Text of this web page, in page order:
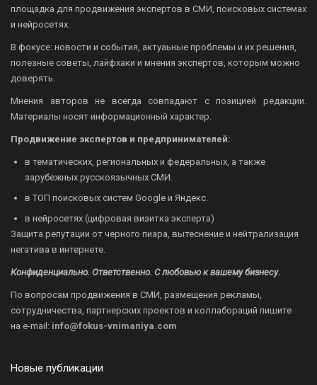
площадка для продвижения экспертов в СМИ, поисковых системах
и нейросетях.
В фокусе: новости и события, актуаьные проблемы и их решения,
полезные советы, лайфхаки и мнения экспертов, которым можно
доверять.
Мнения авторов не всегда совпадают с позицией редакции.
Материалы носят информационный характер.
Продвижение экспертов и предпринимателей:
в тематических, региональных и федеральных, а также
зарубежных русскоязычных СМИ.
в ТОП поисковых систем Google и Яндекс.
в нейросетях (цифровая визитка эксперта)
Защита репутации от черного пиара, вытеснение и нейтрализация
негатива в интернете.
Конфиденциально. Ответственно. С любовью к вашему бизнесу.
По вопросам продвижения в СМИ, размещения рекламы,
сотрудничества, партнерских проектов и коллабораций пишите
на e-mail: info@fokus-vnimaniya.com
Новые публикации